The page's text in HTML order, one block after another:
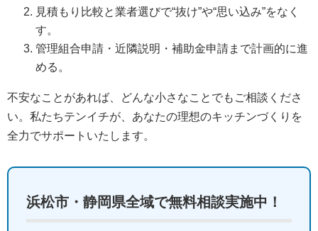
見積もり比較と業者選びで“抜け”や“思い込み”をなく
す。
管理組合申請・近隣説明・補助金申請まで計画的に進
める。
不安なことがあれば、どんな小さなことでもご相談くださ
い。私たちテンイチが、あなたの理想のキッチンづくりを
全力でサポートいたします。
浜松市・静岡県全域で無料相談実施中！